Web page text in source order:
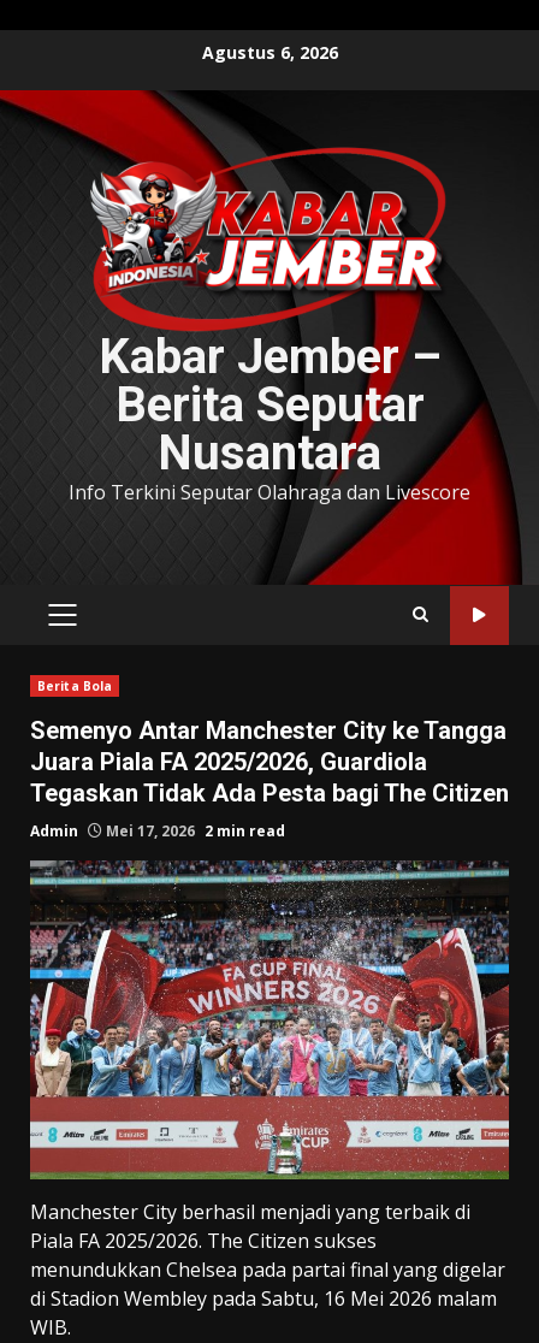
content
Agustus 6, 2026
Kabar Jember –
Berita Seputar
Nusantara
Info Terkini Seputar Olahraga dan Livescore
PRIMARY
Berita Bola
Semenyo Antar Manchester City ke Tangga
Juara Piala FA 2025/2026, Guardiola
Tegaskan Tidak Ada Pesta bagi The Citizen
Admin Mei 17, 2026 2 min read
Manchester City berhasil menjadi yang terbaik di
Piala FA 2025/2026. The Citizen sukses
menundukkan Chelsea pada partai final yang digelar
di Stadion Wembley pada Sabtu, 16 Mei 2026 malam
WIB.